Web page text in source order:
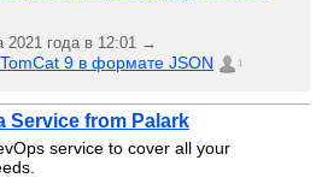
2021 года в 12:01 →
9 в формате JSON 1
Service from Palark
service to cover all your